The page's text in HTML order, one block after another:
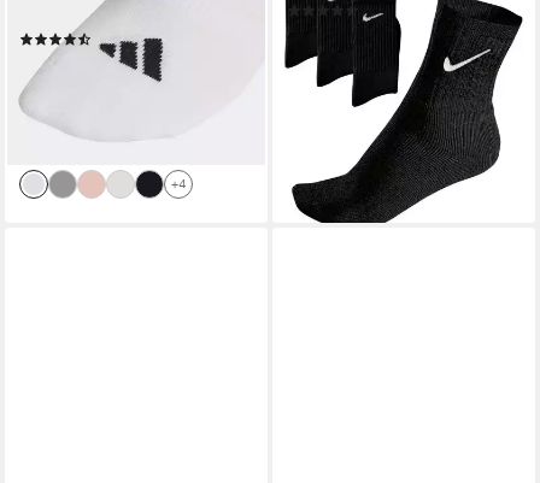
LOW CUT, 3 PAAR (3-Paar)
(35)
ab 9,99 € UVP 12,00 €
-17%
+4
(1701)
ab 13,99 € UVP
15,99 €
(4,66 €/ 1 Paar)
-13%
lieferbar - in 1-2 Werktagen bei dir